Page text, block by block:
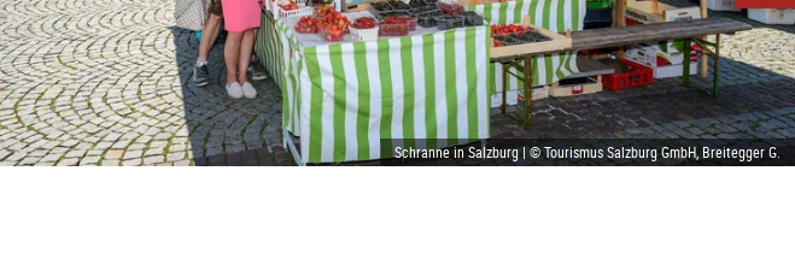
Schranne in Salzburg | © Tourismus Salzburg GmbH, Breitegger G.